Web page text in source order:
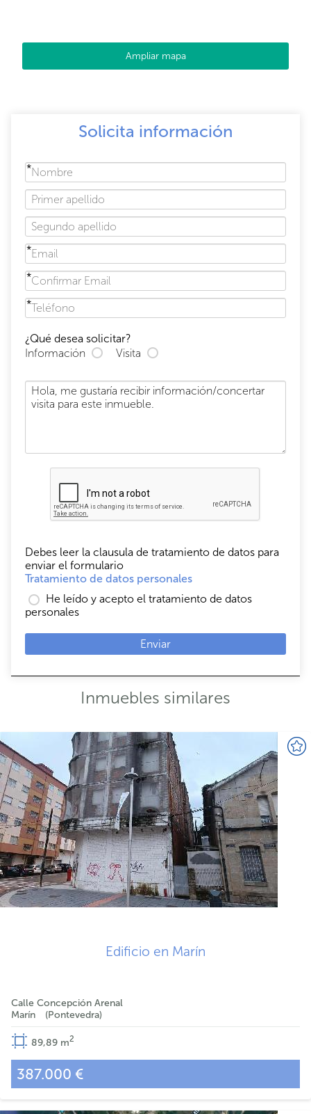
Ampliar mapa
Solicita información
¿Qué desea solicitar?
Información
Visita
Debes leer la clausula de tratamiento de datos para
enviar el formulario
Tratamiento de datos personales
He leído y acepto el tratamiento de datos
personales
Enviar
Inmuebles similares
Edificio en Marín
Calle Concepción Arenal
Marín
Pontevedra
89,89 m2
387.000 €